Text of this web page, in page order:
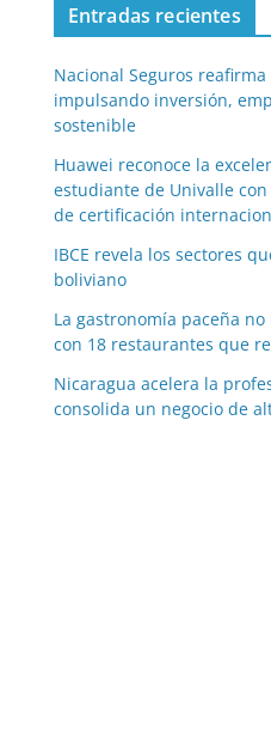
Entradas recientes
Nacional Seguros
impulsando inversión,
sostenible
Huawei reconoce la
estudiante de Univalle
de certificación
IBCE revela los sectores
boliviano
La gastronomía paceña no
con 18 restaurantes que
Nicaragua acelera la
consolida un negocio de